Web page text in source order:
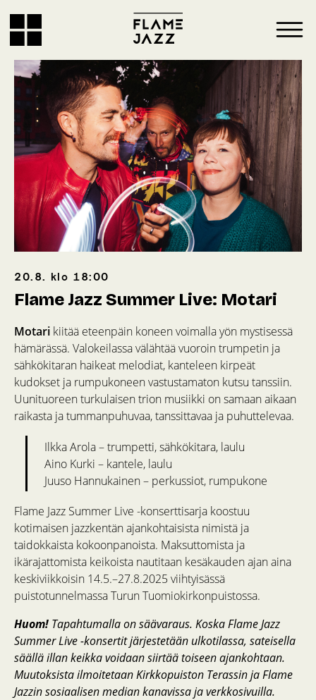
20.8. klo 18:00
Flame Jazz Summer Live: Motari
Motari kiitää eteenpäin koneen voimalla yön mystisessä
hämärässä. Valokeilassa välähtää vuoroin trumpetin ja
sähkökitaran haikeat melodiat, kanteleen kirpeät
kudokset ja rumpukoneen vastustamaton kutsu tanssiin.
Uunituoreen turkulaisen trion musiikki on samaan aikaan
raikasta ja tummanpuhuvaa, tanssittavaa ja puhuttelevaa.
Ilkka Arola – trumpetti, sähkökitara, laulu
Aino Kurki – kantele, laulu
Juuso Hannukainen – perkussiot, rumpukone
Flame Jazz Summer Live -konserttisarja koostuu
kotimaisen jazzkentän ajankohtaisista nimistä ja
taidokkaista kokoonpanoista. Maksuttomista ja
ikärajattomista keikoista nautitaan kesäkauden ajan aina
keskiviikkoisin 14.5.–27.8.2025 viihtyisässä
puistotunnelmassa Turun Tuomiokirkonpuistossa.
Huom! Tapahtumalla on säävaraus. Koska Flame Jazz
Summer Live -konsertit järjestetään ulkotilassa, sateisella
säällä illan keikka voidaan siirtää toiseen ajankohtaan.
Muutoksista ilmoitetaan Kirkkopuiston Terassin ja Flame
Jazzin sosiaalisen median kanavissa ja verkkosivuilla.